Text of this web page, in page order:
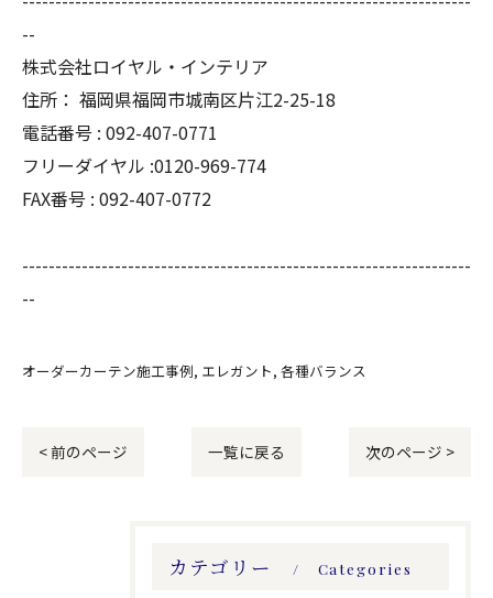
--
株式会社ロイヤル・インテリア
住所： 福岡県福岡市城南区片江2-25-18
電話番号 : 092-407-0771
フリーダイヤル :0120-969-774
FAX番号 : 092-407-0772
--------------------------------------------------------------------
--
オーダーカーテン施工事例 エレガント 各種バランス
< 前のページ 一覧に戻る 次のページ >
カテゴリー Categories